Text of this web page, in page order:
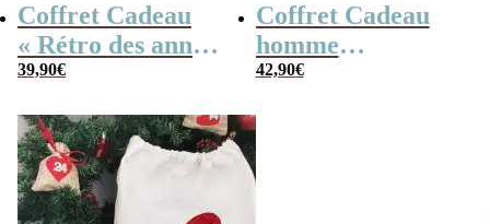
Coffret Cadeau
« Rétro des années
80 » Homme
39,90€
Coffret Cadeau
homme
« Génération 60
d’école » – Cadeau
personnalisé
42,90€